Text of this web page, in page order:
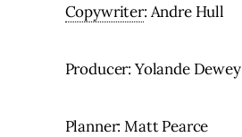
Copywriter: Andre Hull
Producer: Yolande Dewey
Planner: Matt Pearce